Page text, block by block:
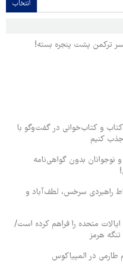
انتخاب
ترکمن پشت پنجره بسته!
و کتاب‌خوانی در گفت‌وگو با
کنیم
نوجوانان بدون گواهی‌نامه
راهبردی سرخس، لطف‌آباد و
متحده را فراهم کرده است/
هرمز
طارمی در المپیاکوس